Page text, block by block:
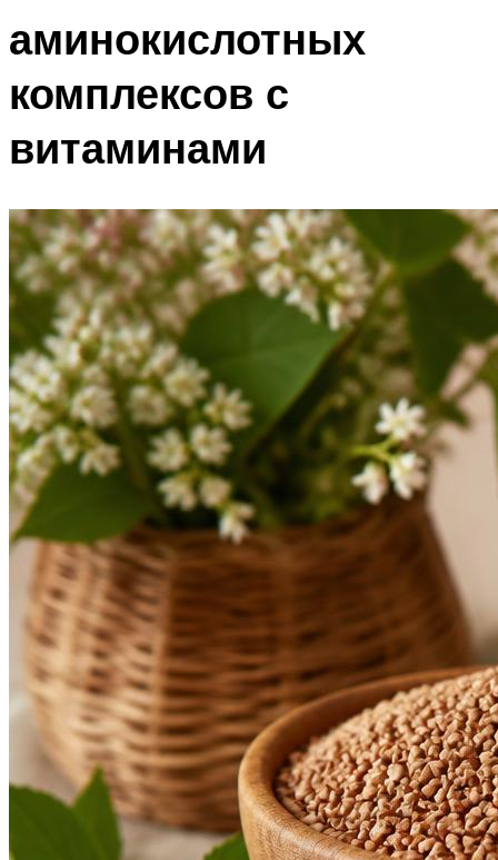
аминокислотных
комплексов с
витаминами